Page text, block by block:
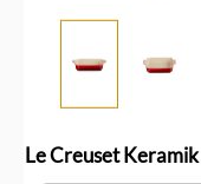
Le Creuset